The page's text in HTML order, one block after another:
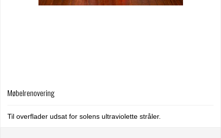
Møbelrenovering
Til overflader udsat for solens ultraviolette stråler.